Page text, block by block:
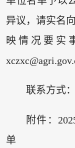
异议，请实名
映情况要实
联系方式
附件：
单